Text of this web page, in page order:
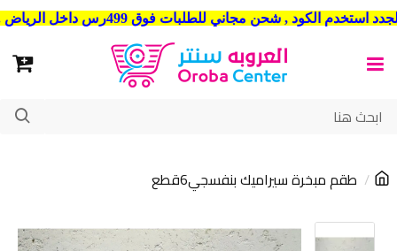
شحن مجاني للطلبات فوق 499رس داخل الرياض . وشحن الي جميع مدن المملكة العربية السعودية
طقم مبخرة سيراميك بنفسجي6قطع